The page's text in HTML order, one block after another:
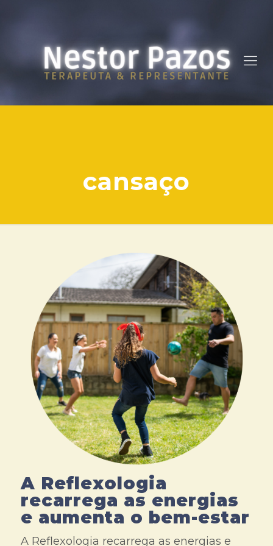
cansaço
A Reflexologia
recarrega as energias
e aumenta o bem-estar
A Reflexologia recarrega as energias e